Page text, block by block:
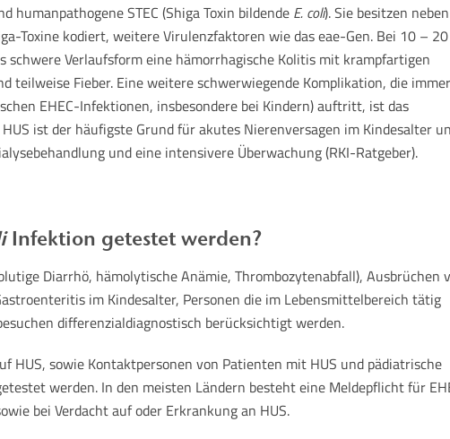
humanpathogene STEC (Shiga Toxin bildende E. coli). Sie besitzen neben
Toxine kodiert, weitere Virulenzfaktoren wie das eae-Gen. Bei 10 – 20
schwere Verlaufsform eine hämorrhagische Kolitis mit krampfartigen
teilweise Fieber. Eine weitere schwerwiegende Komplikation, die immer
EHEC-Infektionen, insbesondere bei Kindern) auftritt, ist das
ist der häufigste Grund für akutes Nierenversagen im Kindesalter
und eine intensivere Überwachung (RKI-Ratgeber).
Infektion getestet werden?
Diarrhö, hämolytische Anämie, Thrombozytenabfall), Ausbrüchen
im Kindesalter, Personen die im Lebensmittelbereich tätig
differenzialdiagnostisch berücksichtigt werden.
HUS, sowie Kontaktpersonen von Patienten mit HUS und pädiatrische
werden. In den meisten Ländern besteht eine Meldepflicht für
bei Verdacht auf oder Erkrankung an HUS.